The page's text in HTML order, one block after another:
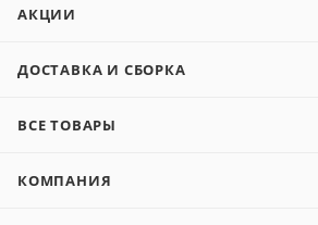
АКЦИИ
ДОСТАВКА И СБОРКА
ВСЕ ТОВАРЫ
КОМПАНИЯ